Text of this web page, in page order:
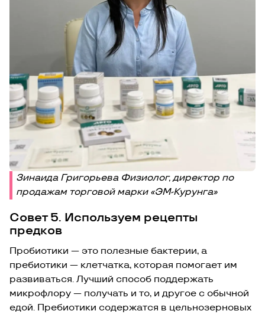
Зинаида Григорьева Физиолог, директор по
продажам торговой марки «ЭМ-Курунга»
Совет 5. Используем рецепты
предков
Пробиотики — это полезные бактерии, а
пребиотики — клетчатка, которая помогает им
развиваться. Лучший способ поддержать
микрофлору — получать и то, и другое с обычной
едой. Пребиотики содержатся в цельнозерновых